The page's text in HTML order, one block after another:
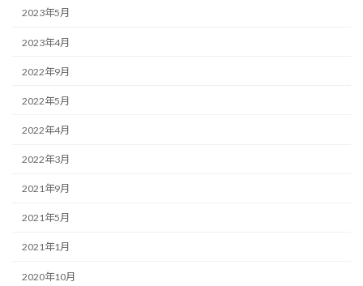
2023年5月
2023年4月
2022年9月
2022年5月
2022年4月
2022年3月
2021年9月
2021年5月
2021年1月
2020年10月